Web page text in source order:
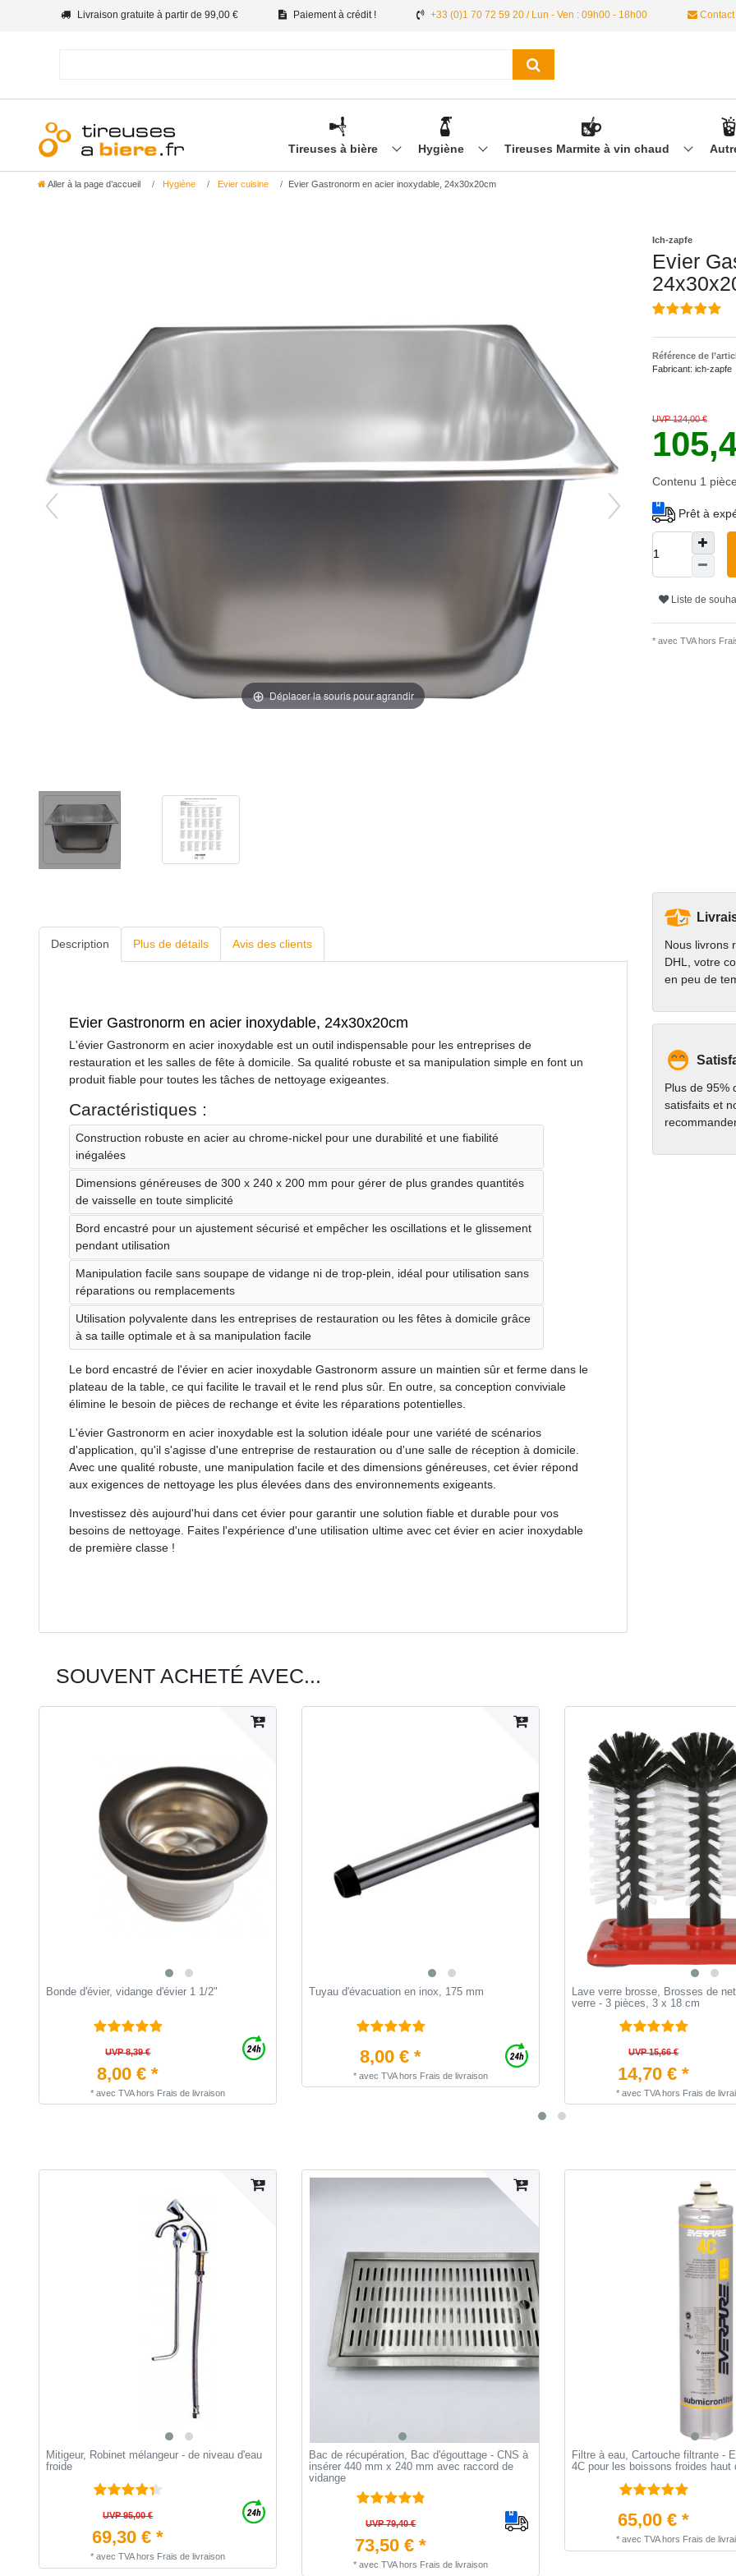
Livraison gratuite à partir de 99,00 € Paiement à crédit ! +33 (0)1 70 72 59 20 / Lun - Ven : 09h00 - 18h00 Contact
Tireuses à bière Hygiène Tireuses Marmite à vin chaud
Aller à la page d’accueil Hygiène Evier cuisine Evier Gastronorm en acier inoxydable, 24x30x20cm
Déplacer la souris pour agrandir
Ich-zapfe
Evier
Référence de
Fabricant: ich-zapfe
UVP 124,00 €
Contenu 1 pièce
Prêt à
Liste de
* avec TVA hors
Description Plus de détails Avis des clients
Evier Gastronorm en acier inoxydable, 24x30x20cm
L'évier Gastronorm en acier inoxydable est un outil indispensable pour les entreprises de
restauration et les salles de fête à domicile. Sa qualité robuste et sa manipulation simple en font un
produit fiable pour toutes les tâches de nettoyage exigeantes.
Caractéristiques :
Construction robuste en acier au chrome-nickel pour une durabilité et une fiabilité
inégalées
Dimensions généreuses de 300 x 240 x 200 mm pour gérer de plus grandes quantités
de vaisselle en toute simplicité
Bord encastré pour un ajustement sécurisé et empêcher les oscillations et le glissement
pendant utilisation
Manipulation facile sans soupape de vidange ni de trop-plein, idéal pour utilisation sans
réparations ou remplacements
Utilisation polyvalente dans les entreprises de restauration ou les fêtes à domicile grâce
à sa taille optimale et à sa manipulation facile
Le bord encastré de l'évier en acier inoxydable Gastronorm assure un maintien sûr et ferme dans le
plateau de la table, ce qui facilite le travail et le rend plus sûr. En outre, sa conception conviviale
élimine le besoin de pièces de rechange et évite les réparations potentielles.
L'évier Gastronorm en acier inoxydable est la solution idéale pour une variété de scénarios
d'application, qu'il s'agisse d'une entreprise de restauration ou d'une salle de réception à domicile.
Avec une qualité robuste, une manipulation facile et des dimensions généreuses, cet évier répond
aux exigences de nettoyage les plus élevées dans des environnements exigeants.
Investissez dès aujourd'hui dans cet évier pour garantir une solution fiable et durable pour vos
besoins de nettoyage. Faites l'expérience d'une utilisation ultime avec cet évier en acier inoxydable
de première classe !
Nous livrons
DHL, votre
en peu de
Plus de 95%
satisfaits et
SOUVENT ACHETÉ AVEC...
Bonde d'évier, vidange d'évier 1 1/2"
UVP 8,39 €
8,00 € *
* avec TVAhors Frais de livraison
Tuyau d'évacuation en inox, 175 mm
8,00 € *
* avec TVAhors Frais de livraison
Lave verre brosse, Brosses de
verre - 3 pièces, 3 x 18 cm
UVP 15,66 €
14,70 € *
* avec TVAhors Frais de
Mitigeur, Robinet mélangeur - de niveau d'eau
froide
UVP 95,00 €
69,30 € *
* avec TVAhors Frais de livraison
Bac de récupération, Bac d'égouttage - CNS à
insérer 440 mm x 240 mm avec raccord de
vidange
UVP 79,40 €
73,50 € *
* avec TVAhors Frais de livraison
Filtre à eau, Cartouche filtrante -
4C pour les boissons froides haut
65,00 € *
* avec TVAhors Frais de